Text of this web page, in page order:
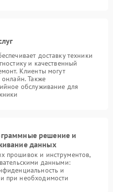
доставку техники
и качественный
Клиенты могут
онлайн. Также
обслуживание для
решение и
данных
прошивок и инструментов,
данными:
и
при необходимости